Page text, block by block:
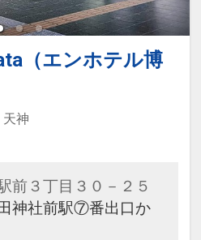
（エンホテル博
神
前３丁目３０－２５
神社前駅⑦番出口か